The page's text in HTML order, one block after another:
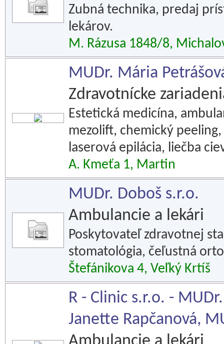
Zubná technika, predaj
lekárov.
M. Rázusa 1848/8,
MUDr. Mária
Zdravotnícke
Estetická medicína,
mezolift, chemický
laserová epilácia, liečba
A. Kmeťa 1, Martin
MUDr. Doboš s.r.o.
Ambulancie a lekári
Poskytovateľ zdravotnej
stomatológia, čeľustná
Štefánikova 4, Veľký Krtíš
R - Clinic s.r.o. -
Janette Rapčanová,